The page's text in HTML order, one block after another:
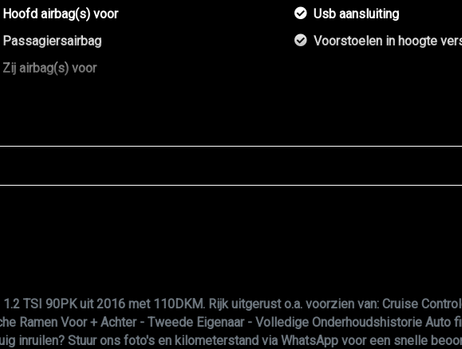
Hoofd airbag(s) voor
Passagiersairbag
Zij airbag(s) voor
Usb aansluiting
Voorstoelen in hoogte
TSI 90PK uit 2016 met 110DKM. Rijk uitgerust o.a. voorzien van: Cruise
Ramen Voor + Achter - Tweede Eigenaar - Volledige Onderhoudshistorie Auto
inruilen? Stuur ons foto's en kilometerstand via WhatsApp voor een snelle